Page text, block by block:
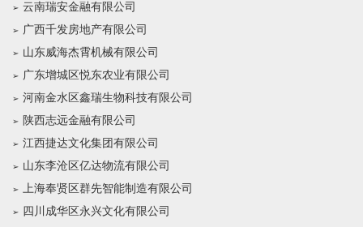
云南瑞安金融有限公司
广西千发房地产有限公司
山东威海杰霄机械有限公司
广东增城区悦东农业有限公司
河南金水区鑫瑞生物科技有限公司
陕西志远金融有限公司
江西捷达文化集团有限公司
山东李沧区亿达物流有限公司
上海奉贤区群先智能制造有限公司
四川成华区永兴文化有限公司